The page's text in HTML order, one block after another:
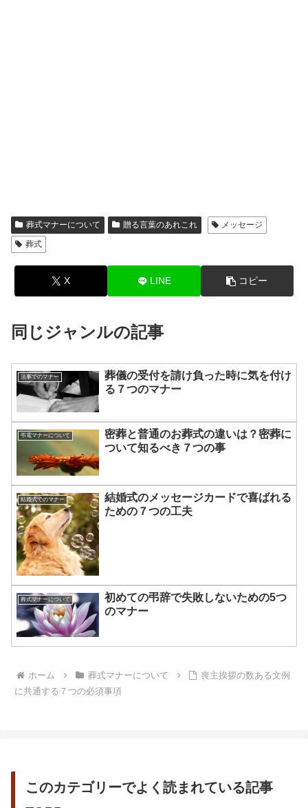
葬式マナーについて 贈る言葉のあれこれ
メッセージ
葬式
X LINE コピー
同じジャンルの記事
法事でのマナー
葬儀の受付を請け負った時に気を付け
る７つのマナー
弔電マナーについて
密葬と普通のお葬式の違いは？密葬に
ついて知るべき７つの事
結婚式でのマナー
結婚式のメッセージカードで喜ばれる
ための７つの工夫
葬式マナーについて
初めての弔辞で失敗しないための5つ
のマナー
ホーム 葬式マナーについて
喪主挨拶の数ある文例
に共通する７つの必須事項
このカテゴリーでよく読まれている記事